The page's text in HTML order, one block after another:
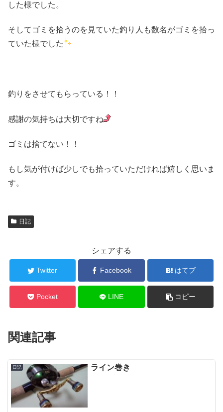
した様でした。
そしてゴミを拾うのを見ていた釣り人も数名がゴミを拾っ
ていた様でした
釣りをさせてもらっている！！
感謝の気持ちは大切ですね
ゴミは捨てない！！
もし気が付けば少しでも拾っていただければ嬉しく思いま
す。
日記
シェアする
Twitter Facebook はてブ
Pocket LINE コピー
関連記事
日記 ライン巻き